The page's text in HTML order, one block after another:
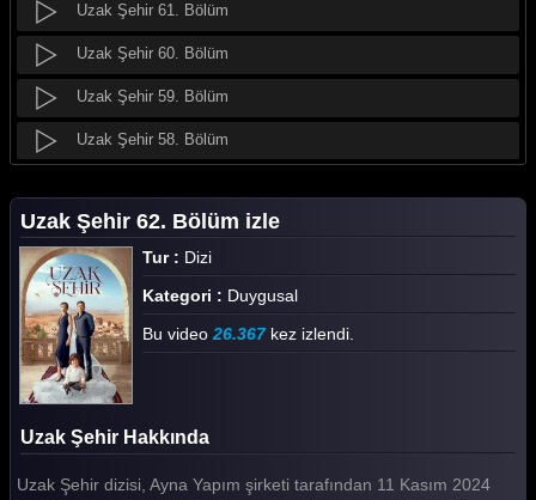
Uzak Şehir 61. Bölüm
Uzak Şehir 60. Bölüm
Uzak Şehir 59. Bölüm
Uzak Şehir 58. Bölüm
Uzak Şehir 56. Bölüm
Uzak Şehir 55. Bölüm
Uzak Şehir 54. Bölüm
Uzak Şehir 53. Bölüm
Uzak Şehir 52. Bölüm
Uzak Şehir 51. Bölüm
Uzak Şehir 50. Bölüm
Uzak Şehir 62. Bölüm izle
Tur : Dizi
Kategori : Duygusal
Bu video 26.367kez izlendi.
Uzak Şehir Hakkında
Uzak Şehir dizisi, Ayna Yapım şirketi tarafından 11 Kasım 2024